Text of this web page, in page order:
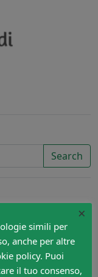
Search
×
simili per
anche per altre
policy. Puoi
il tuo consenso,